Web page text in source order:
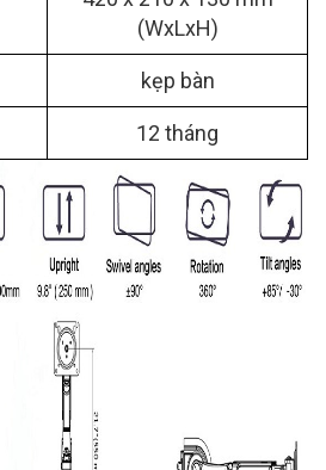
(WxLxH)
kẹp bàn
12 tháng